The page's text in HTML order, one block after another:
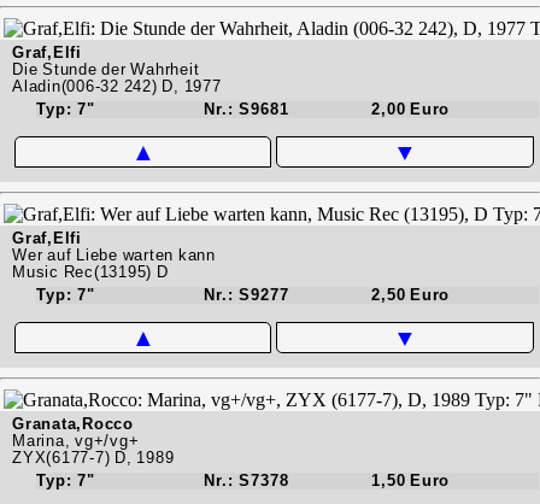
Graf,Elfi
Die Stunde der Wahrheit
Aladin(006-32 242) D, 1977
Typ: 7"
Nr.: S9681 2,00 Euro
▲ ▼
Graf,Elfi
Wer auf Liebe warten kann
Music Rec(13195) D
Typ: 7"
Nr.: S9277 2,50 Euro
▲ ▼
Granata,Rocco
Marina, vg+/vg+
ZYX(6177-7) D, 1989
Typ: 7"
Nr.: S7378 1,50 Euro